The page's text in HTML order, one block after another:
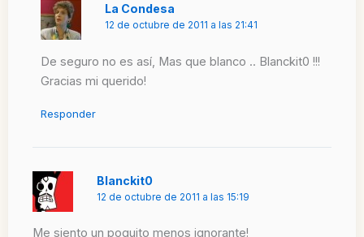
La Condesa
12 de octubre de 2011 a las 21:41
De seguro no es así, Mas que blanco .. Blanckit0 !!!
Gracias mi querido!
Responder
Blanckit0
12 de octubre de 2011 a las 15:19
Me siento un poquito menos ignorante!